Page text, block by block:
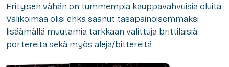
Erityisen vähän on tummempia kauppavahvuisia oluita.
Valikoimaa olisi ehkä saanut tasapainoisemmaksi
lisäämällä muutamia tarkkaan valittuja brittiläisiä
portereita sekä myös aleja/bittereitä.